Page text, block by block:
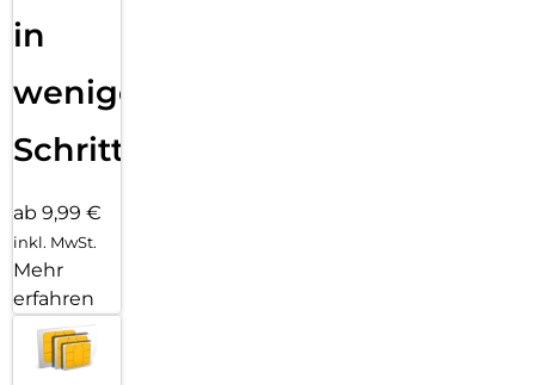
in
wenigen
Schritten
ab 9,99 €
inkl. MwSt.
Mehr
erfahren